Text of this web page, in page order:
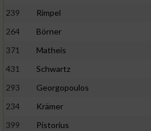
239
Rimpel
264
Börner
371
Matheis
431
Schwartz
293
Georgopoulos
234
Krämer
399
Pistorius